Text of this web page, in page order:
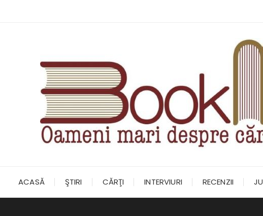
ACASĂ ŞTIRI CĂRŢI INTERVIURI RECENZII